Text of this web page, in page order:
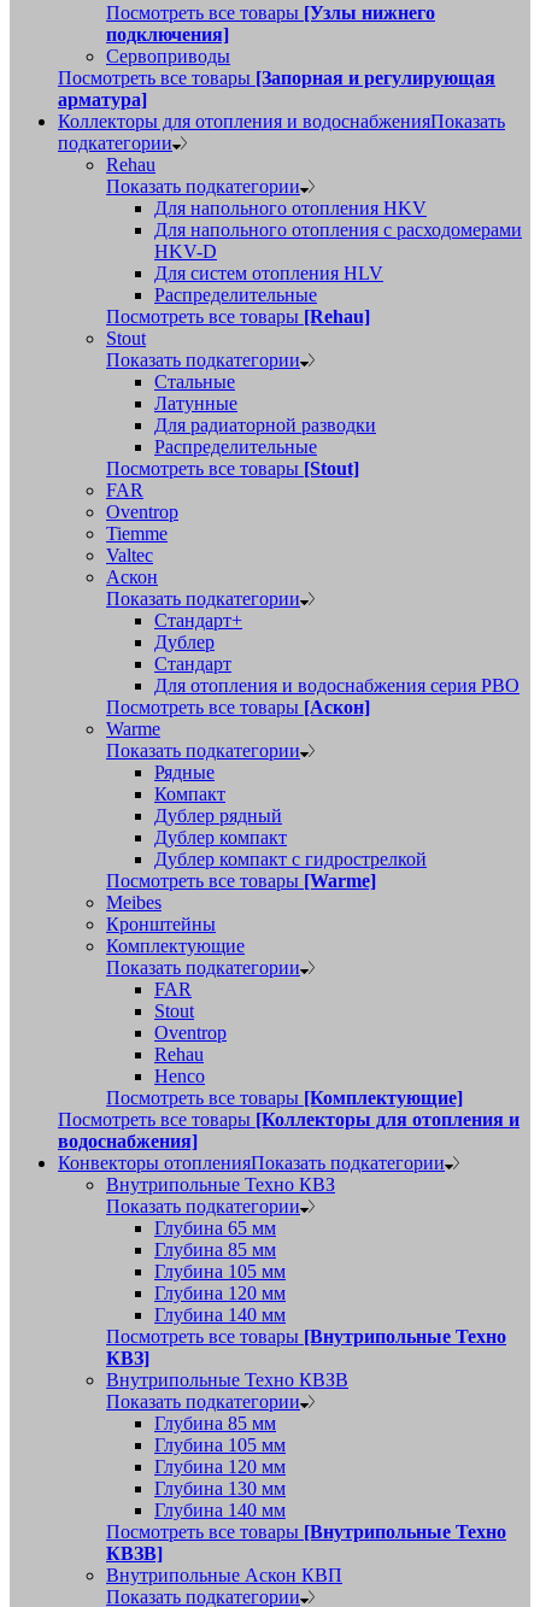
Посмотреть все товары [Узлы нижнего
подключения]
Сервоприводы
Посмотреть все товары [Запорная и регулирующая
арматура]
Коллекторы для отопления и водоснабженияПоказать
подкатегории
Rehau
Показать подкатегории
Для напольного отопления HKV
Для напольного отопления с расходомерами
HKV-D
Для систем отопления HLV
Распределительные
Посмотреть все товары [Rehau]
Stout
Показать подкатегории
Стальные
Латунные
Для радиаторной разводки
Распределительные
Посмотреть все товары [Stout]
FAR
Oventrop
Tiemme
Valtec
Аскон
Показать подкатегории
Стандарт+
Дублер
Стандарт
Для отопления и водоснабжения серия РВО
Посмотреть все товары [Аскон]
Warme
Показать подкатегории
Рядные
Компакт
Дублер рядный
Дублер компакт
Дублер компакт с гидрострелкой
Посмотреть все товары [Warme]
Meibes
Кронштейны
Комплектующие
Показать подкатегории
FAR
Stout
Oventrop
Rehau
Henco
Посмотреть все товары [Комплектующие]
Посмотреть все товары [Коллекторы для отопления и
водоснабжения]
Конвекторы отопленияПоказать подкатегории
Внутрипольные Техно КВЗ
Показать подкатегории
Глубина 65 мм
Глубина 85 мм
Глубина 105 мм
Глубина 120 мм
Глубина 140 мм
Посмотреть все товары [Внутрипольные Техно
КВЗ]
Внутрипольные Техно КВЗВ
Показать подкатегории
Глубина 85 мм
Глубина 105 мм
Глубина 120 мм
Глубина 130 мм
Глубина 140 мм
Посмотреть все товары [Внутрипольные Техно
КВЗВ]
Внутрипольные Аскон КВП
Показать подкатегории